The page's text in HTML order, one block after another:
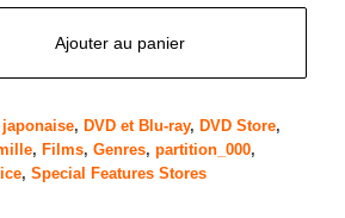
Ajouter au panier
, DVD et Blu-ray, DVD Store,
, Films, Genres, partition_000,
, Special Features Stores